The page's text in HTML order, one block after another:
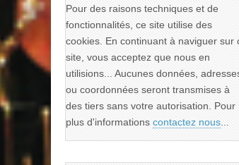
Pour des raisons techniques et de
fonctionnalités, ce site utilise des
cookies. En continuant à naviguer sur
site, vous acceptez que nous en
utilisions... Aucunes données,
ou coordonnées seront transmises à
des tiers sans votre autorisation. Pour
plus d'informations contactez nous...